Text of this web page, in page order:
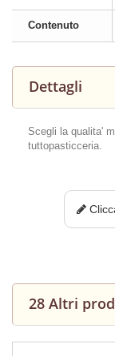
Contenuto
Dettagli
Scegli la qualita'
tuttopasticceria.
28 Altri